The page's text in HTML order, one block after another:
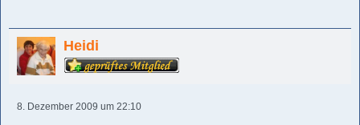
Heidi
8. Dezember 2009 um 22:10